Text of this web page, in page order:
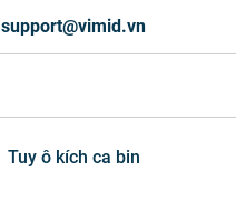
support@vimid.vn
Tuy ô kích ca bin